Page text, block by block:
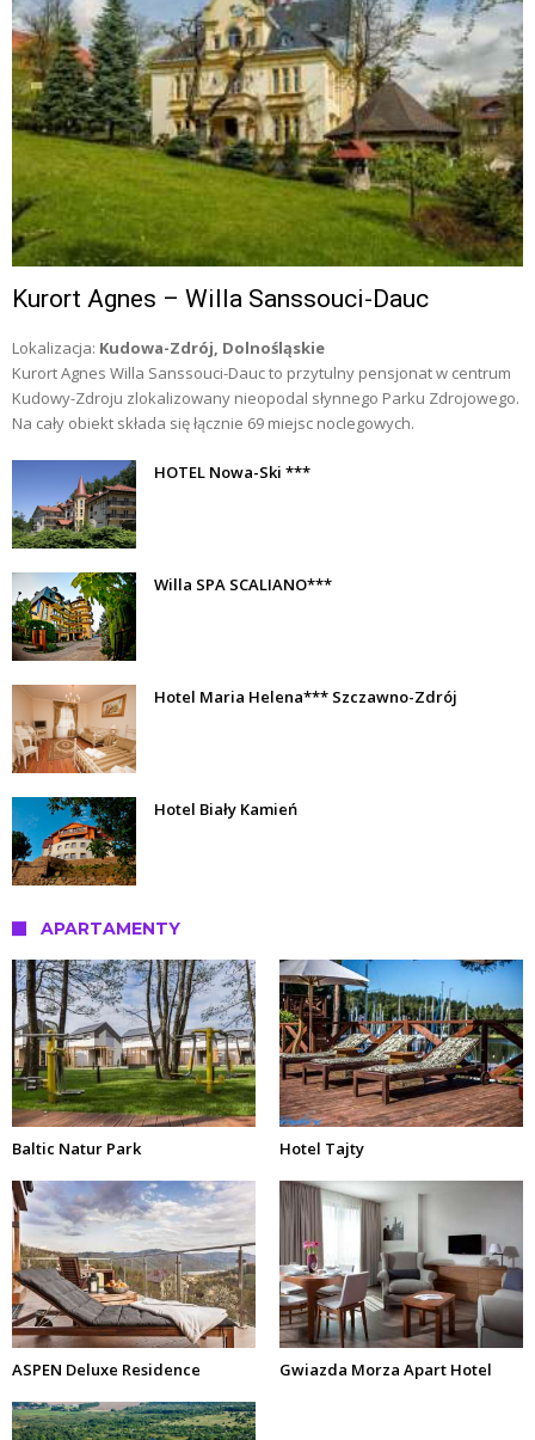
Kurort Agnes – Willa Sanssouci-Dauc
Lokalizacja: Kudowa-Zdrój, Dolnośląskie
Kurort Agnes Willa Sanssouci-Dauc to przytulny pensjonat w centrum
Kudowy-Zdroju zlokalizowany nieopodal słynnego Parku Zdrojowego.
Na cały obiekt składa się łącznie 69 miejsc noclegowych.
HOTEL Nowa-Ski ***
Willa SPA SCALIANO***
Hotel Maria Helena*** Szczawno-Zdrój
Hotel Biały Kamień
APARTAMENTY
Baltic Natur Park Hotel Tajty
ASPEN Deluxe Residence Gwiazda Morza Apart Hotel